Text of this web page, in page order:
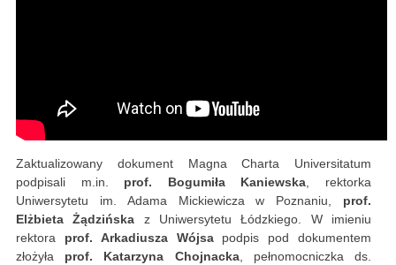
Zaktualizowany dokument Magna Charta Universitatum
podpisali m.in. prof. Bogumiła Kaniewska, rektorka
Uniwersytetu im. Adama Mickiewicza w Poznaniu, prof.
Elżbieta Żądzińska z Uniwersytetu Łódzkiego. W imieniu
rektora prof. Arkadiusza Wójsapodpis pod dokumentem
złożyła prof. Katarzyna Chojnacka, pełnomocniczka ds.